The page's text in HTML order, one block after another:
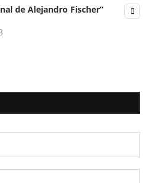
de Alejandro Fischer”